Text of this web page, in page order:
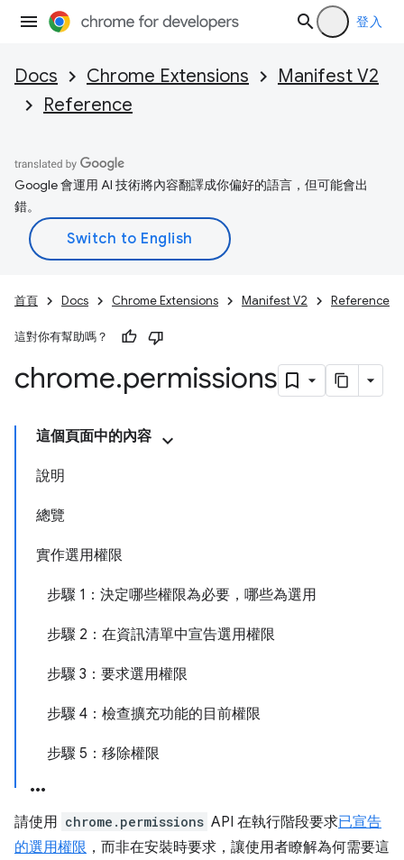
登入
Docs Chrome Extensions
Manifest V2
Reference
Google 會運用 AI 技術將內容翻譯成你偏好的語言，但可能會出
錯。
首頁 Docs Chrome Extensions Manifest V2 Reference
這對你有幫助嗎？
chrome.permissions
這個頁面中的內容
說明
總覽
實作選用權限
步驟 1：決定哪些權限為必要，哪些為選用
步驟 2：在資訊清單中宣告選用權限
步驟 3：要求選用權限
步驟 4：檢查擴充功能的目前權限
步驟 5：移除權限
請使用 chrome.permissions API 在執行階段要求已宣告
的選用權限 ，而非在安裝時要求，讓使用者瞭解為何需要這